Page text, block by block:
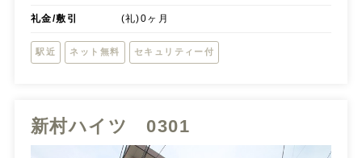
礼金/敷引 (礼)0ヶ月
駅近 ネット無料 セキュリティー付
新村ハイツ 0301